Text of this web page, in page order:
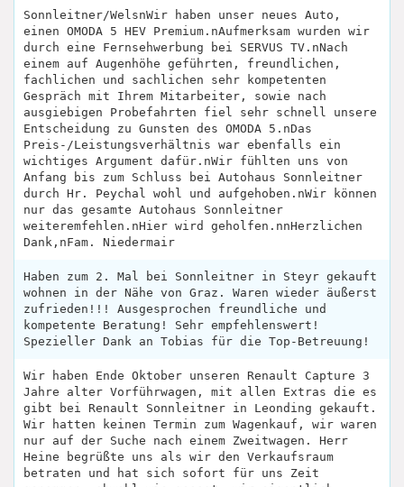
Sonnleitner/WelsnWir haben unser neues Auto,
einen OMODA 5 HEV Premium.nAufmerksam wurden wir
durch eine Fernsehwerbung bei SERVUS TV.nNach
einem auf Augenhöhe geführten, freundlichen,
fachlichen und sachlichen sehr kompetenten
Gespräch mit Ihrem Mitarbeiter, sowie nach
ausgiebigen Probefahrten fiel sehr schnell unsere
Entscheidung zu Gunsten des OMODA 5.nDas
Preis-/Leistungsverhältnis war ebenfalls ein
wichtiges Argument dafür.nWir fühlten uns von
Anfang bis zum Schluss bei Autohaus Sonnleitner
durch Hr. Peychal wohl und aufgehoben.nWir können
nur das gesamte Autohaus Sonnleitner
weiteremfehlen.nHier wird geholfen.nnHerzlichen
Dank,nFam. Niedermair
Haben zum 2. Mal bei Sonnleitner in Steyr gekauft
wohnen in der Nähe von Graz. Waren wieder äußerst
zufrieden!!! Ausgesprochen freundliche und
kompetente Beratung! Sehr empfehlenswert!
Spezieller Dank an Tobias für die Top-Betreuung!
Wir haben Ende Oktober unseren Renault Capture 3
Jahre alter Vorführwagen, mit allen Extras die es
gibt bei Renault Sonnleitner in Leonding gekauft.
Wir hatten keinen Termin zum Wagenkauf, wir waren
nur auf der Suche nach einem Zweitwagen. Herr
Heine begrüßte uns als wir den Verkaufsraum
betraten und hat sich sofort für uns Zeit